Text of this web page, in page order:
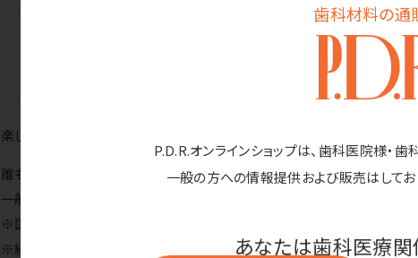
歯科材料の
P.D.R.オンラインショップは、歯科医院様・
一般の方への情報提供および販売はしてお
あなたは歯科医療関
商品詳細
楽しく、爽やかな、夏のイラストでチェアサイドを明るく。
誰もが持っている夏の想い出をイメージしてみました。
一般的な紙の厚さの商品です。
※国産から韓国製に変更になりました。
※紙厚厚手から紙厚ふつうに変更になりました。